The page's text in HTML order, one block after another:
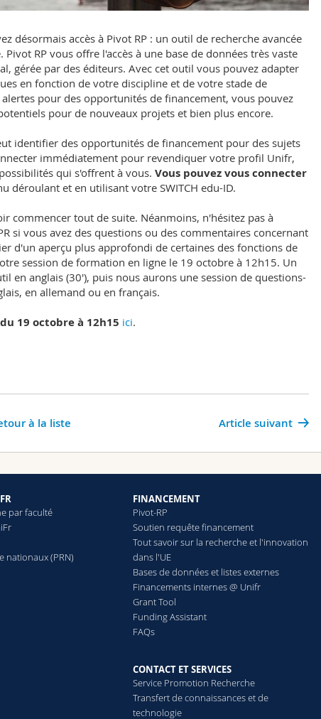
désormais accès à Pivot RP : un outil de recherche avancée
RP vous offre l'accès à une base de données très vaste
gérée par des éditeurs. Avec cet outil vous pouvez adapter
en fonction de votre discipline et de votre stade de
pour des opportunités de financement, vous pouvez
pour de nouveaux projets et bien plus encore.
identifier des opportunités de financement pour des sujets
immédiatement pour revendiquer votre profil Unifr,
qui s'offrent à vous. Vous pouvez vous connecter
déroulant et en utilisant votre SWITCH edu-ID.
commencer tout de suite. Néanmoins, n'hésitez pas à
si vous avez des questions ou des commentaires concernant
d'un aperçu plus approfondi de certaines des fonctions de
session de formation en ligne le 19 octobre à 12h15. Un
en anglais (30'), puis nous aurons une session de questions-
en allemand ou en français.
19 octobre à 12h15 ici.
Article suivant
à la liste
par faculté
nationaux (PRN)
FINANCEMENT
Pivot-RP
Soutien requête financement
Tout savoir sur la recherche et l'innovation
dans l'UE
Bases de données et listes externes
Financements internes @ Unifr
Grant Tool
Funding Assistant
FAQs
CONTACT ET SERVICES
Service Promotion Recherche
Transfert de connaissances et de
technologie